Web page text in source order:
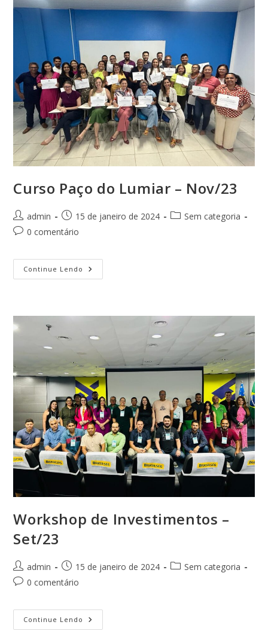
Curso Paço do Lumiar – Nov/23
Autor
do
admin
Post
publicado:
15 de janeiro de 2024
Categoria
Sem categoria
Comentários
post:
0 comentário
Continue Lendo Curso
Paço
Workshop de Investimentos –
Set/23
Autor
do
admin
Post
publicado:
15 de janeiro de 2024
Categoria
Sem categoria
Comentários
0 comentário
Continue Lendo Workshop
De